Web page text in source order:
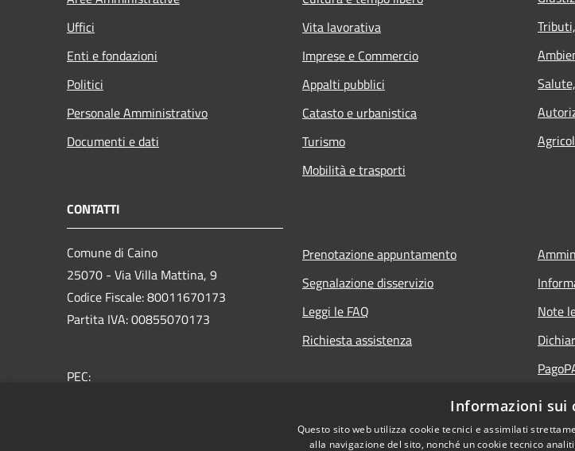
Uffici
Enti e fondazioni
Politici
Personale Amministrativo
Documenti e dati
Vita lavorativa
Imprese e Commercio
Appalti pubblici
Catasto e urbanistica
Turismo
Mobilità e trasporti
CONTATTI
Comune di Caino
25070 - Via Villa Mattina, 9
Codice Fiscale: 80011670173
Partita IVA: 00855070173
PEC:
Prenotazione appuntamento
Segnalazione disservizio
Leggi le FAQ
Richiesta assistenza
Note
Informazioni sui
Questo sito web utilizza cookie tecnici e assimilati
alla navigazione del sito, nonché un cookie tecnico